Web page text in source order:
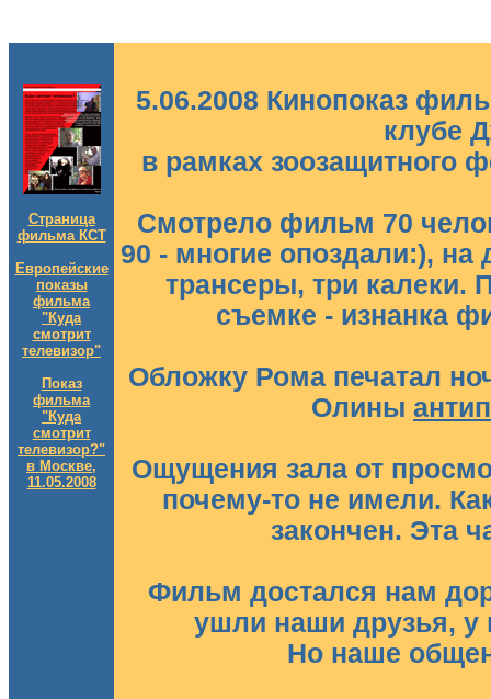
Страница
фильма КСТ
Европейские
показы
фильма
"Куда
смотрит
телевизор"
Показ
фильма
"Куда
смотрит
телевизор?"
в Москве,
11.05.2008
5.06.2008 Кинопоказ
клубе
в рамках зоозащитного
Смотрело фильм 70
90 - многие опоздали:),
трансеры, три калеки.
съемке - изнанка
Обложку Рома печатал
Олины
Ощущения зала от
почему-то не имели.
закончен. Эта
Фильм достался нам
ушли наши друзья, у
Но наше